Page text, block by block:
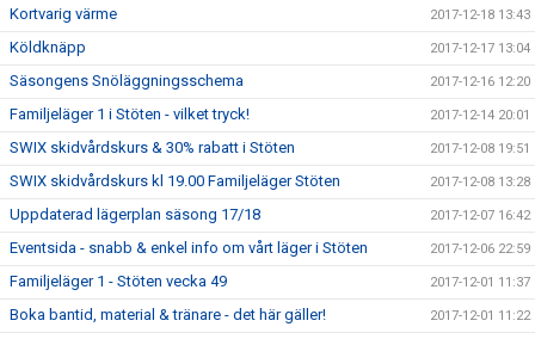
Kortvarig värme 2017-12-18 13:43
Köldknäpp 2017-12-17 13:04
Säsongens Snöläggningsschema 2017-12-16 12:20
Familjeläger 1 i Stöten - vilket tryck! 2017-12-14 20:01
SWIX skidvårdskurs & 30% rabatt i Stöten 2017-12-08 19:51
SWIX skidvårdskurs kl 19.00 Familjeläger Stöten 2017-12-08 13:28
Uppdaterad lägerplan säsong 17/18 2017-12-07 16:42
Eventsida - snabb & enkel info om vårt läger i Stöten 2017-12-06 22:59
Familjeläger 1 - Stöten vecka 49 2017-12-01 11:37
Boka bantid, material & tränare - det här gäller! 2017-12-01 11:22